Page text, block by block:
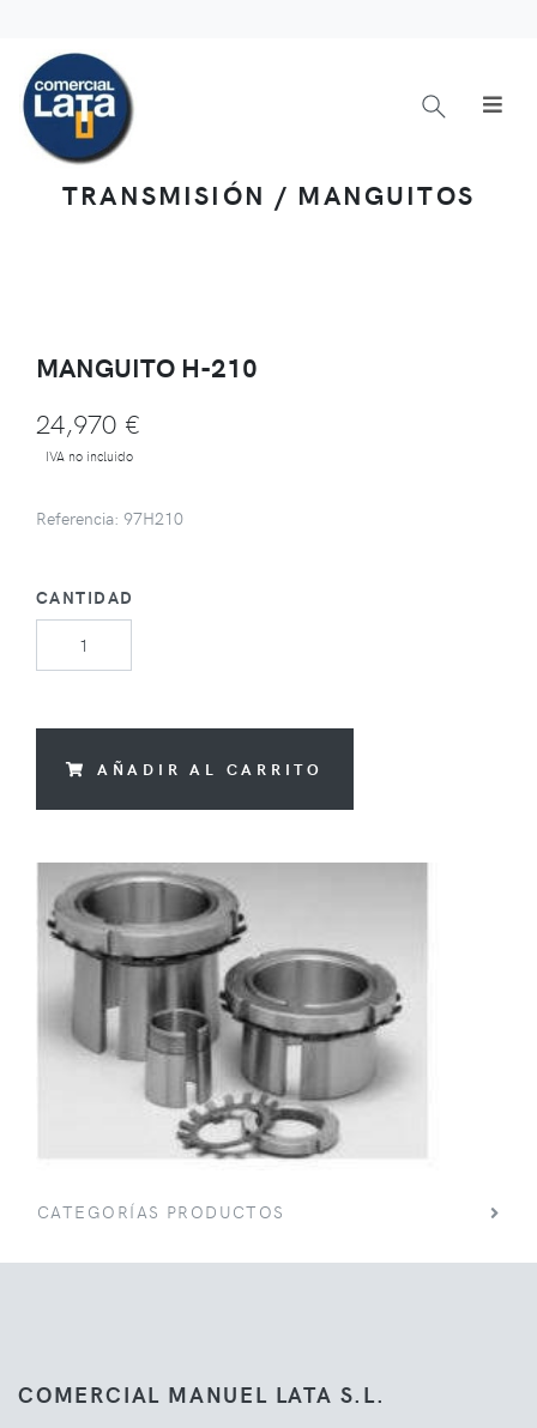
TRANSMISIÓN / MANGUITOS
MANGUITO H-210
24,970 €
IVA no incluido
Referencia: 97H210
CANTIDAD
AÑADIR AL CARRITO
CATEGORÍAS PRODUCTOS
COMERCIAL MANUEL LATA S.L.